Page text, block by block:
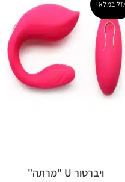
במלאי
ויברטור U "מרתה"